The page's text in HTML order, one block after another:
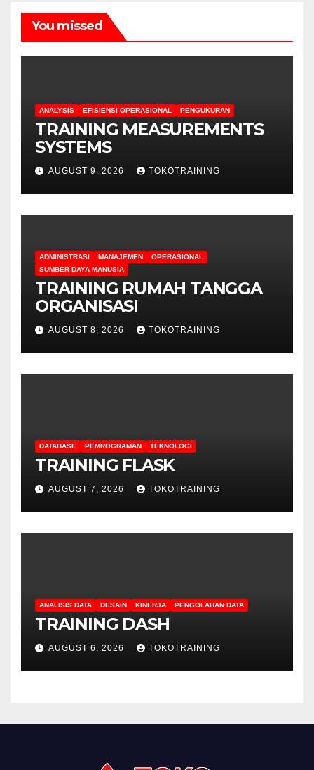
You missed
ANALYSIS EFISIENSI OPERASIONAL PENGUKURAN
TRAINING MEASUREMENTS
SYSTEMS
AUGUST 9, 2026 TOKOTRAINING
ADMINISTRASI MANAJEMEN
OPERASIONAL
SUMBER DAYA MANUSIA
TRAINING RUMAH TANGGA
ORGANISASI
AUGUST 8, 2026 TOKOTRAINING
DATABASE PEMROGRAMAN TEKNOLOGI
TRAINING FLASK
AUGUST 7, 2026 TOKOTRAINING
ANALISIS DATA DESAIN KINERJA PENGOLAHAN DATA
TRAINING DASH
AUGUST 6, 2026 TOKOTRAINING